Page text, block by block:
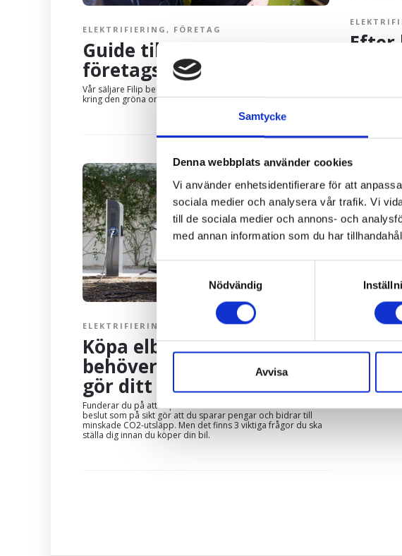
Samtycke
Denna webbplats använder cookies
Vi använder enhetsidentifierare för att
sociala medier och analysera vår trafik. Vi
till de sociala medier och annons- och
med annan information som du har
Samtyckesval
Nödvändig
Avvisa
ELEKTRIFIERING , FÖRETAG
Guide till Toyotas
företagsbilar
Vår säljare Filip berättar hur du som företagare ska tänka
kring den gröna omställningen.
Efter
Den 8
delades ut
en morot
fortfarande
ELEKTRIFIERING
Köpa elbil? Det här
behöver du veta innan du
gör ditt köp
Funderar du på att köpa en elbil? Grattis! Det är ett klokt
beslut som på sikt gör att du sparar pengar och bidrar till
minskade CO2-utsläpp. Men det finns 3 viktiga frågor du ska
ställa dig innan du köper din bil.